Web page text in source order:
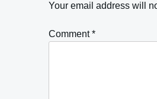
Your email address will
Comment*